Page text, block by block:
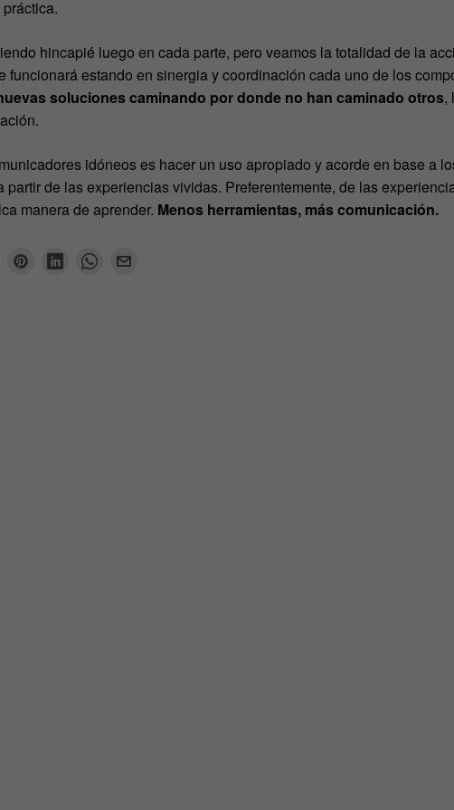
hincapié luego en cada parte, pero veamos la totalidad de la
funcionará estando en sinergia y coordinación cada uno de los
soluciones caminando por donde no han caminado otros,
idóneos es hacer un uso apropiado y acorde en base a
partir de las experiencias vividas. Preferentemente, de las
manera de aprender. Menos herramientas, más comunicación.